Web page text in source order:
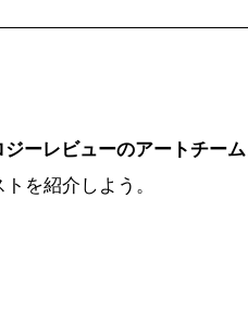
ーレビューのアートチー
を紹介しよう。